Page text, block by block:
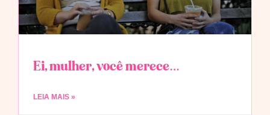
Ei, mulher, você merece…
LEIA MAIS »